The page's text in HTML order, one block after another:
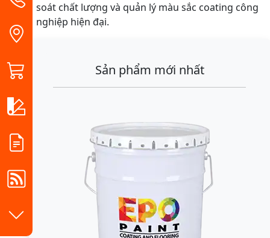
soát chất lượng và quản lý màu sắc coating công
nghiệp hiện đại.
Sản phẩm mới nhất